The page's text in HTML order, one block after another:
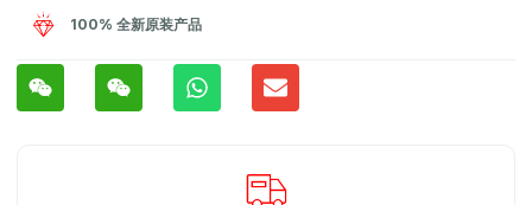
100% 全新原装产品